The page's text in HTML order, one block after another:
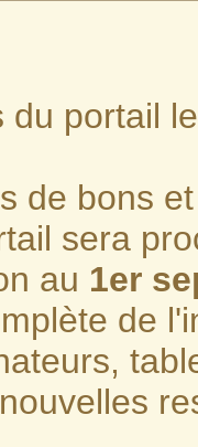
du portail
de bons
sera
au 1er
de